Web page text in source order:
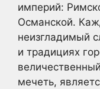
империй:
Османской.
неизгладимый
и традициях
мечеть,